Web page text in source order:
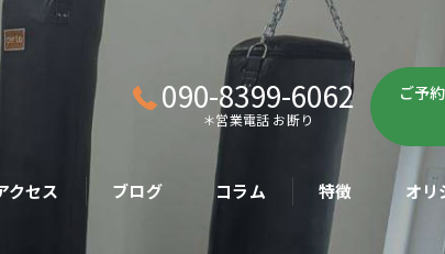
090-8399-6062
＊営業電話 お断り
ご予
クセス ブログ コラム 特徴 オリ